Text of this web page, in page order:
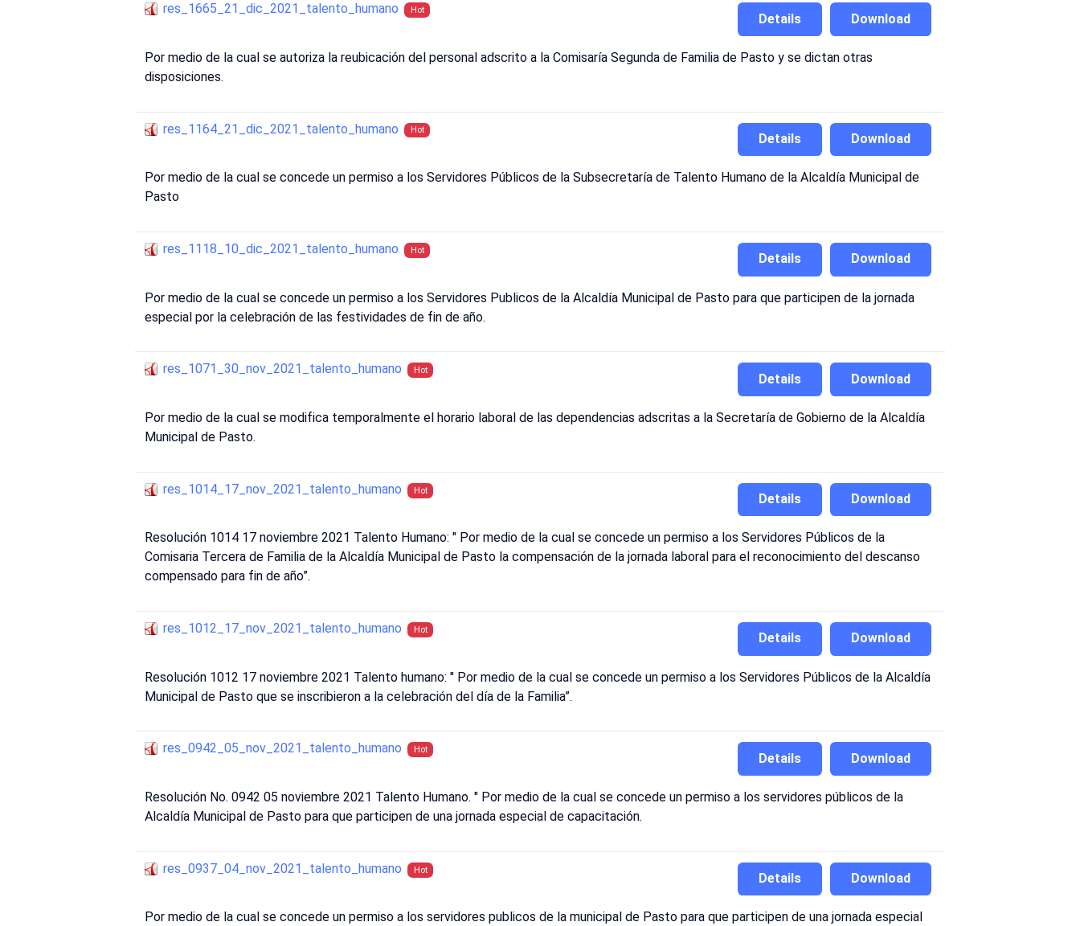
res_1665_21_dic_2021_talento_humano Hot
Download
Details
Por medio de la cual se autoriza la reubicación del personal adscrito a la Comisaría Segunda de Familia de Pasto y se dictan otras
disposiciones.
res_1164_21_dic_2021_talento_humano Hot
Download
Details
Por medio de la cual se concede un permiso a los Servidores Públicos de la Subsecretaría de Talento Humano de la Alcaldía Municipal de
Pasto
res_1118_10_dic_2021_talento_humano Hot
Download
Details
Por medio de la cual se concede un permiso a los Servidores Publicos de la Alcaldía Municipal de Pasto para que participen de la jornada
especial por la celebración de las festividades de fin de año.
res_1071_30_nov_2021_talento_humano Hot
Download
Details
Por medio de la cual se modifica temporalmente el horario laboral de las dependencias adscritas a la Secretaría de Gobierno de la Alcaldía
Municipal de Pasto.
res_1014_17_nov_2021_talento_humano Hot
Download
Details
Resolución 1014 17 noviembre 2021 Talento Humano: " Por medio de la cual se concede un permiso a los Servidores Públicos de la
Comisaria Tercera de Familia de la Alcaldía Municipal de Pasto la compensación de la jornada laboral para el reconocimiento del descanso
compensado para fin de año”.
res_1012_17_nov_2021_talento_humano Hot
Download
Details
Resolución 1012 17 noviembre 2021 Talento humano: " Por medio de la cual se concede un permiso a los Servidores Públicos de la Alcaldía
Municipal de Pasto que se inscribieron a la celebración del día de la Familia”.
res_0942_05_nov_2021_talento_humano Hot
Download
Details
Resolución No. 0942 05 noviembre 2021 Talento Humano. " Por medio de la cual se concede un permiso a los servidores públicos de la
Alcaldía Municipal de Pasto para que participen de una jornada especial de capacitación.
res_0937_04_nov_2021_talento_humano Hot
Download
Details
Por medio de la cual se concede un permiso a los servidores publicos de la municipal de Pasto para que participen de una jornada especial